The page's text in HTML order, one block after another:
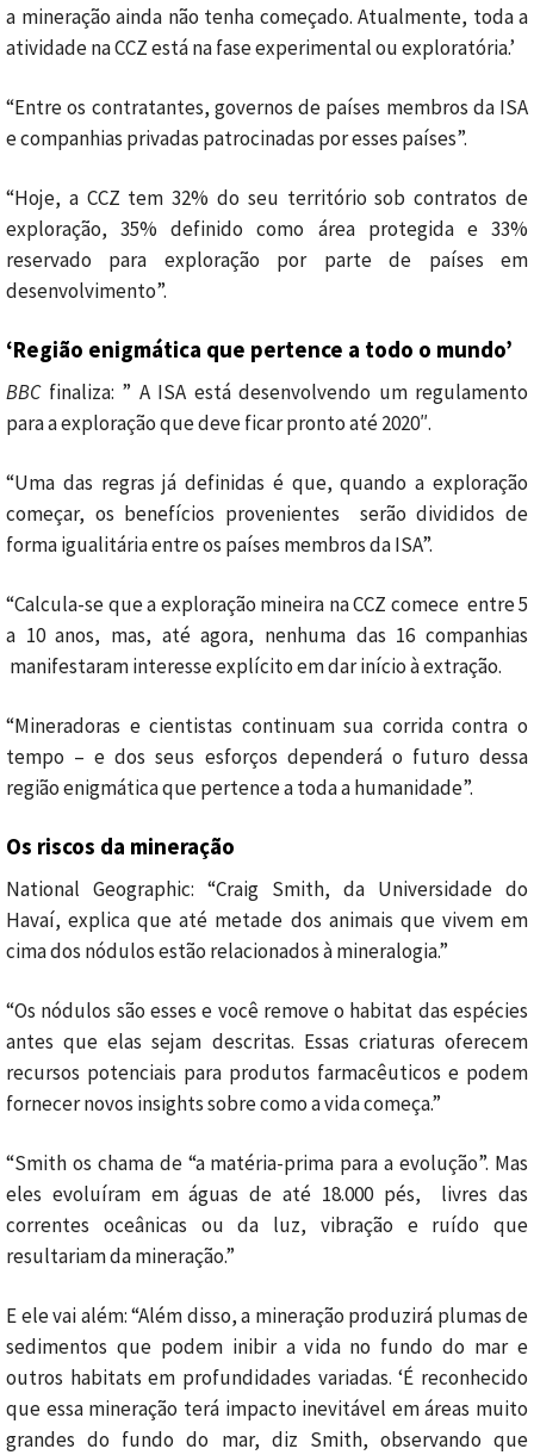
a mineração ainda não tenha começado. Atualmente, toda a
atividade na CCZ está na fase experimental ou exploratória.’
“Entre os contratantes, governos de países membros da ISA
e companhias privadas patrocinadas por esses países”.
“Hoje, a CCZ tem 32% do seu território sob contratos de
exploração, 35% definido como área protegida e 33%
reservado para exploração por parte de países em
desenvolvimento”.
‘Região enigmática que pertence a todo o mundo’
BBCfinaliza: ” A ISA está desenvolvendo um regulamento
para a exploração que deve ficar pronto até 2020″.
“Uma das regras já definidas é que, quando a exploração
começar, os benefícios provenientes serão divididos de
forma igualitária entre os países membros da ISA”.
“Calcula-se que a exploração mineira na CCZ comece entre 5
a 10 anos, mas, até agora, nenhuma das 16 companhias
manifestaram interesse explícito em dar início à extração.
“Mineradoras e cientistas continuam sua corrida contra o
tempo – e dos seus esforços dependerá o futuro dessa
região enigmática que pertence a toda a humanidade”.
Os riscos da mineração
National Geographic: “Craig Smith, da Universidade do
Havaí, explica que até metade dos animais que vivem em
cima dos nódulos estão relacionados à mineralogia.”
“Os nódulos são esses e você remove o habitat das espécies
antes que elas sejam descritas. Essas criaturas oferecem
recursos potenciais para produtos farmacêuticos e podem
fornecer novos insights sobre como a vida começa.”
“Smith os chama de “a matéria-prima para a evolução”. Mas
eles evoluíram em águas de até 18.000 pés, livres das
correntes oceânicas ou da luz, vibração e ruído que
resultariam da mineração.”
E ele vai além: “Além disso, a mineração produzirá plumas de
sedimentos que podem inibir a vida no fundo do mar e
outros habitats em profundidades variadas. ‘É reconhecido
que essa mineração terá impacto inevitável em áreas muito
grandes do fundo do mar, diz Smith, observando que